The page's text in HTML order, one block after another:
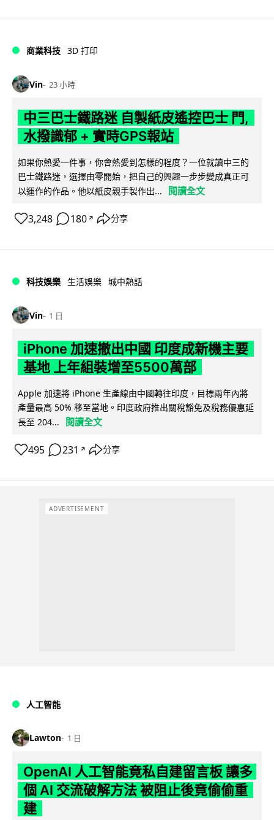
商業科技 3D 打印
Vin 23 小時
中三巴士鐵路迷 自製紙皮遙控巴士 門,
水撥識郁 + 實時GPS報站
如果你熱愛一件事，你會熱愛到怎樣的程度？一位就讀中三的
巴士鐵路迷，選擇由零開始，把自己的興趣一步步變成真正可
以運作的作品。他以紙皮親手製作出...
閱讀全文
3,248 180 ↗ 分享
科技娛樂 生活娛樂 城中熱話
Vin 1 日
iPhone 加速撤出中國 印度成新機主要
基地 上年組裝增至5500萬部
Apple 加速將 iPhone 生產線由中國轉往印度，目標兩年內將
產量最高 50% 移至當地。印度政府推出關稅豁免及稅務優惠延
長至 204...
閱讀全文
495 231 ↗ 分享
ADVERTISEMENT
人工智能
Lawton 1 日
OpenAI 人工智能竟私自建留言板 讓多
個 AI 交流破解方法 被阻止後竟偷偷重
建